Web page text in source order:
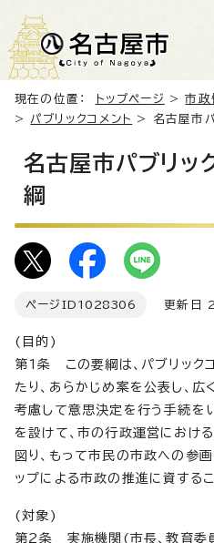
現在の位置： トップページ >市政
> パブリックコメント > 名古屋市パ
名古屋市パブリッ
綱
ページID 1028306 更新日
(目的)
第1条 この要綱は、パブリック
たり、あらかじめ案を公表し、広
考慮して意思決定を行う手続を
を設けて、市の行政運営におけ
図り、もって市民の市政への参
ップによる市政の推進に資するこ
(対象)
第2条 実施機関(市長、教育委